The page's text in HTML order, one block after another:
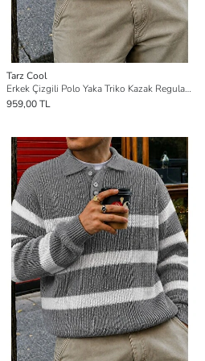
Tarz Cool
Erkek Çizgili Polo Yaka Triko Kazak Regular Rahat Kalıp Günlük Triko
959,00 TL